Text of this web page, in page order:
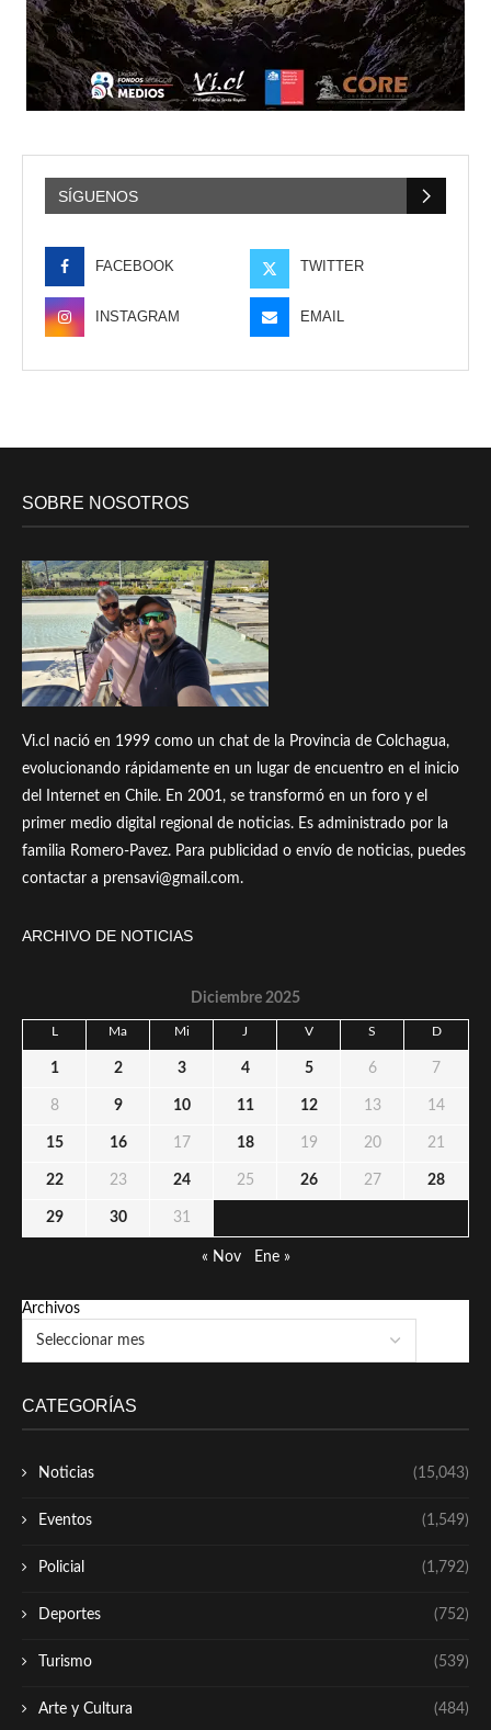
SÍGUENOS
FACEBOOK TWITTER
INSTAGRAM EMAIL
SOBRE NOSOTROS
Vi.cl nació en 1999 como un chat de la Provincia de Colchagua,
evolucionando rápidamente en un lugar de encuentro en el inicio
del Internet en Chile. En 2001, se transformó en un foro y el
primer medio digital regional de noticias. Es administrado por la
familia Romero-Pavez. Para publicidad o envío de noticias, puedes
contactar a prensavi@gmail.com.
ARCHIVO DE NOTICIAS
Diciembre 2025
L Ma Mi J V S D
1 2 3 4 5 6 7
8 9 10 11 12 13 14
15 16 17 18 19 20 21
22 23 24 25 26 27 28
29 30 31
« Nov Ene »
Archivos
CATEGORÍAS
Noticias (15,043)
Eventos (1,549)
Policial (1,792)
Deportes (752)
Turismo (539)
Arte y Cultura (484)